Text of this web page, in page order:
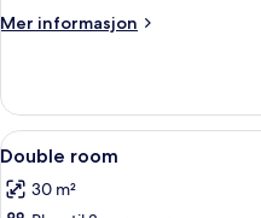
Mer informasjon
Mer
Standard
Åpne
alle
bildene
11
Double room
30 m²